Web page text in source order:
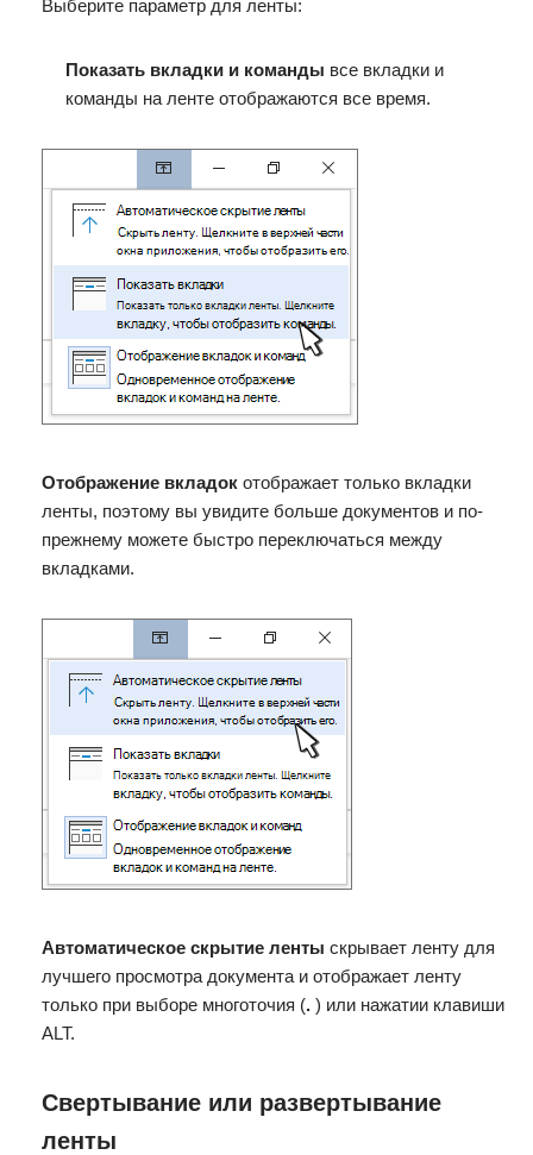
Выберите параметр для ленты:
Показать вкладки и команды все вкладки и
команды на ленте отображаются все время.
Отображение вкладок отображает только вкладки
ленты, поэтому вы увидите больше документов и по-
прежнему можете быстро переключаться между
вкладками.
Автоматическое скрытие ленты скрывает ленту для
лучшего просмотра документа и отображает ленту
только при выборе многоточия (. ) или нажатии клавиши
ALT.
Свертывание или развертывание
ленты